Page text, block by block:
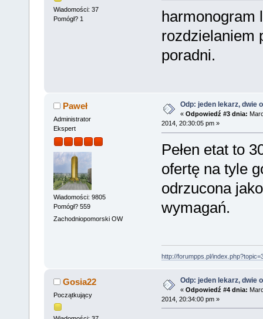
Wiadomości: 37
Pomógł? 1
harmonogram
rozdzielaniem
poradni.
Paweł
Administrator
Ekspert
Wiadomości: 9805
Pomógł? 559
Zachodniopomorski OW
Odp: jeden lekarz, dwie
« Odpowiedź #3 dnia:
2014, 20:30:05 pm »
Pełen etat to
ofertę na tyle
odrzucona
wymagań.
http://forumpps.pl/
Gosia22
Początkujący
Odp: jeden lekarz, dwie
« Odpowiedź #4 dnia:
2014, 20:34:00 pm »